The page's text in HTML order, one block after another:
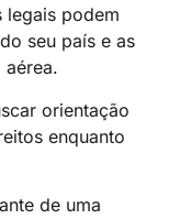
legais podem
seu país e as
orientação
enquanto
de uma